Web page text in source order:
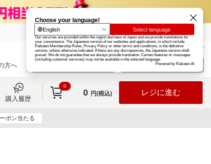
楽天グループ カード
お知らせ ヘルプ
方へ ログイン
購入履歴
0
0 円(税込) レジに進む
ポン当たる